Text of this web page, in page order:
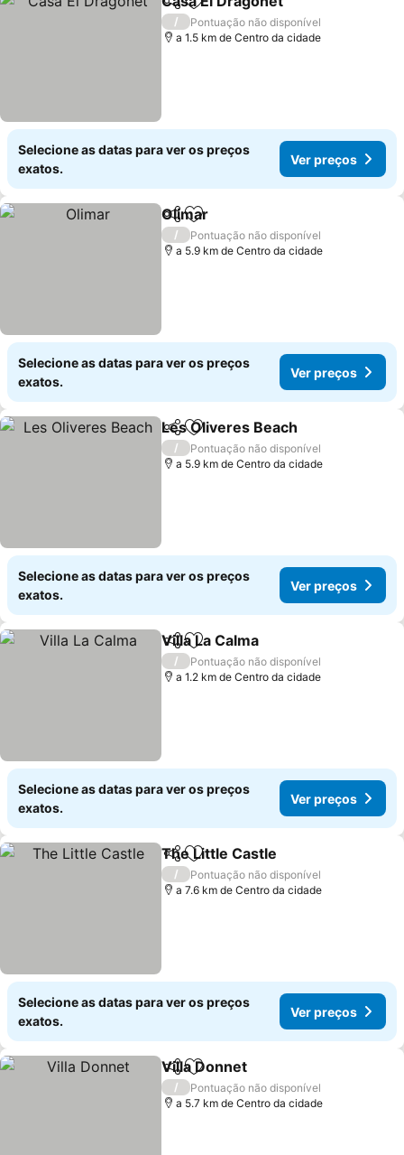
PartilharAdicionar aos favoritos
/
Pontuação não disponível
a 1.5 km de Centro da cidade
Selecione as datas para ver os preços
exatos.
Ver preços
PartilharAdicionar aos favoritos
Olimar
/
Pontuação não disponível
a 5.9 km de Centro da cidade
Selecione as datas para ver os preços
exatos.
Ver preços
PartilharAdicionar aos favoritos
Les Oliveres Beach
/
Pontuação não disponível
a 5.9 km de Centro da cidade
Selecione as datas para ver os preços
exatos.
Ver preços
PartilharAdicionar aos favoritos
Villa La Calma
/
Pontuação não disponível
a 1.2 km de Centro da cidade
Selecione as datas para ver os preços
exatos.
Ver preços
PartilharAdicionar aos favoritos
The Little Castle
/
Pontuação não disponível
a 7.6 km de Centro da cidade
Selecione as datas para ver os preços
exatos.
Ver preços
PartilharAdicionar aos favoritos
Villa Donnet
/
Pontuação não disponível
a 5.7 km de Centro da cidade